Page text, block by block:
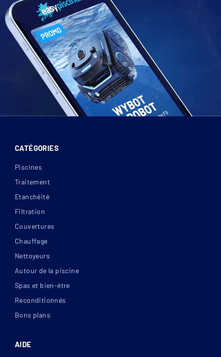
CATÉGORIES
Piscines
Traitement
Etanchéité
Filtration
Couvertures
Chauffage
Nettoyeurs
Autour de la piscine
Spas et bien-être
Reconditionnés
Bons plans
AIDE